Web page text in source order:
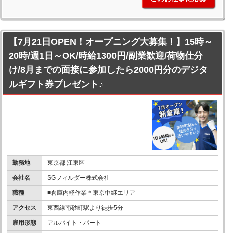
【7月21日OPEN！オープニング大募集！】15時～
20時/週1日～OK/時給1300円/副業歓迎/荷物仕分
け/8月までの面接に参加したら2000円分のデジタ
ルギフト券プレゼント♪
勤務地 東京都 江東区
会社名 SGフィルダー株式会社
職種 ■倉庫内軽作業＊東京中継エリア
アクセス 東西線南砂町駅より徒歩5分
雇用形態 アルバイト・パート